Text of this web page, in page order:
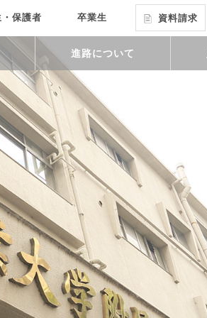
保護者 卒業生 資料請求
進路について